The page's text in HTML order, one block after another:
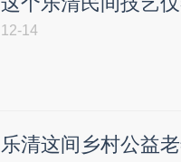
12-14
乐清这间乡村公益